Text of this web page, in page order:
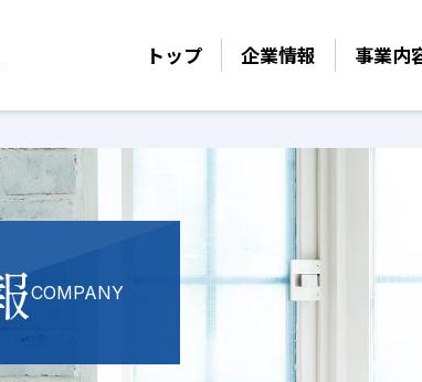
トップ 企業情報 事業内
COMPANY